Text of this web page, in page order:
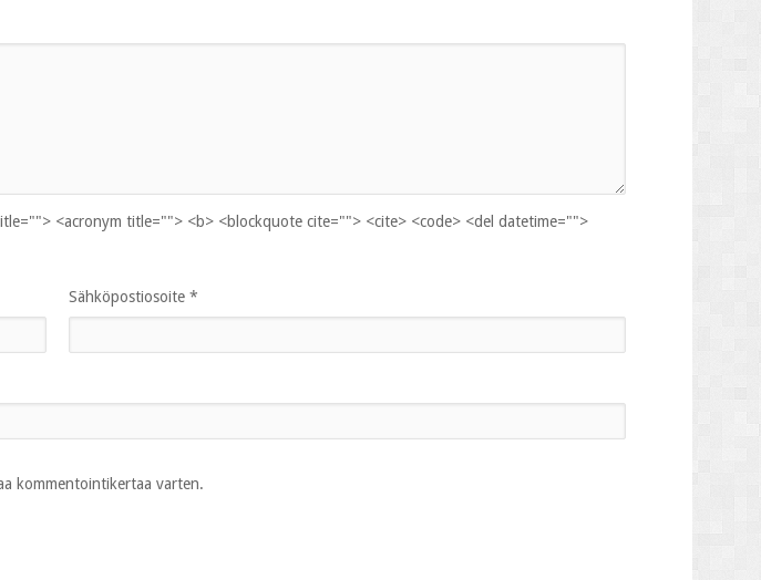
<acronym title=""> <b> <blockquote cite=""> <cite> <code> <del datetime="">
Sähköpostiosoite *
kommentointikertaa varten.